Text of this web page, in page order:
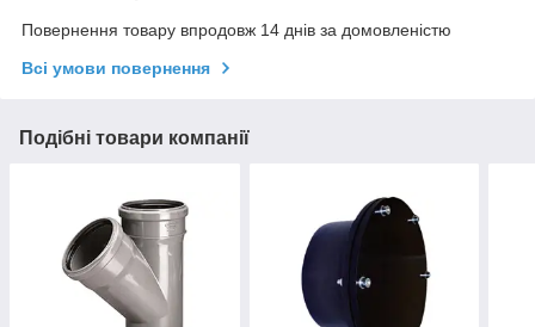
Повернення товару впродовж 14 днів за домовленістю
Всі умови повернення
Подібні товари компанії